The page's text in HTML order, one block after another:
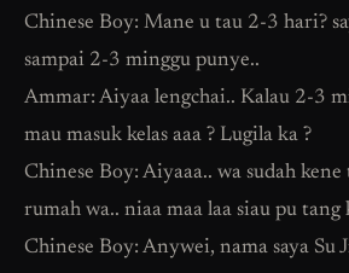
Chinese Boy: Mane u tau 2-3 hari?
sampai 2-3 minggu punye..
Ammar: Aiyaa lengchai.. Kalau 2-3
mau masuk kelas aaa ? Lugila ka ?
Chinese Boy: Aiyaaa.. wa sudah
rumah wa.. niaa maa laa siau pu tang
Chinese Boy: Anywei, nama saya Su